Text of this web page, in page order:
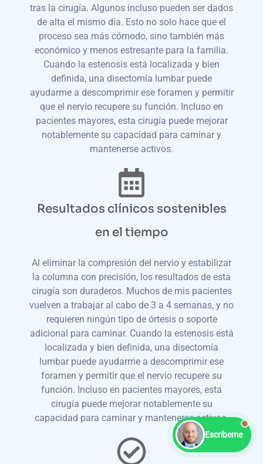
tras la cirugía. Algunos incluso pueden ser dados
de alta el mismo día. Esto no solo hace que el
proceso sea más cómodo, sino también más
económico y menos estresante para la familia.
Cuando la estenosis está localizada y bien
definida, una disectomía lumbar puede
ayudarme a descomprimir ese foramen y permitir
que el nervio recupere su función. Incluso en
pacientes mayores, esta cirugía puede mejorar
notablemente su capacidad para caminar y
mantenerse activos.
Resultados clínicos sostenibles
en el tiempo
Al eliminar la compresión del nervio y estabilizar
la columna con precisión, los resultados de esta
cirugía son duraderos. Muchos de mis pacientes
vuelven a trabajar al cabo de 3 a 4 semanas, y no
requieren ningún tipo de órtesis o soporte
adicional para caminar. Cuando la estenosis está
localizada y bien definida, una disectomía
lumbar puede ayudarme a descomprimir ese
foramen y permitir que el nervio recupere su
función. Incluso en pacientes mayores, esta
cirugía puede mejorar notablemente su
capacidad para caminar y mantenerse activos.
Escríbeme